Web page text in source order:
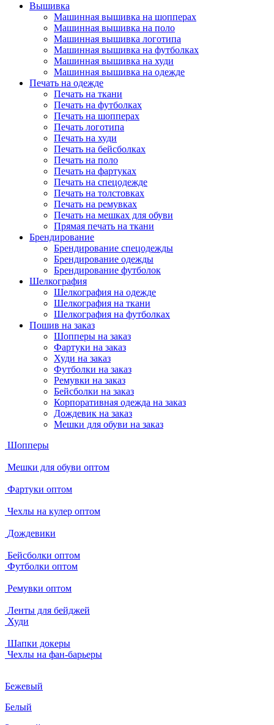
Вышивка
Машинная вышивка на шопперах
Машинная вышивка на поло
Машинная вышивка логотипа
Машинная вышивка на футболках
Машинная вышивка на худи
Машинная вышивка на одежде
Печать на одежде
Печать на ткани
Печать на футболках
Печать на шопперах
Печать логотипа
Печать на худи
Печать на бейсболках
Печать на поло
Печать на фартуках
Печать на спецодежде
Печать на толстовках
Печать на ремувках
Печать на мешках для обуви
Прямая печать на ткани
Брендирование
Брендирование спецодежды
Брендирование одежды
Брендирование футболок
Шелкография
Шелкография на одежде
Шелкография на ткани
Шелкография на футболках
Пошив на заказ
Шопперы на заказ
Фартуки на заказ
Худи на заказ
Футболки на заказ
Ремувки на заказ
Бейсболки на заказ
Корпоративная одежда на заказ
Дождевик на заказ
Мешки для обуви на заказ
Шопперы
Мешки для обуви оптом
Фартуки оптом
Чехлы на кулер оптом
Дождевики
Бейсболки оптом
Футболки оптом
Ремувки оптом
Ленты для бейджей
Худи
Шапки докеры
Чехлы на фан-барьеры
Бежевый
Белый